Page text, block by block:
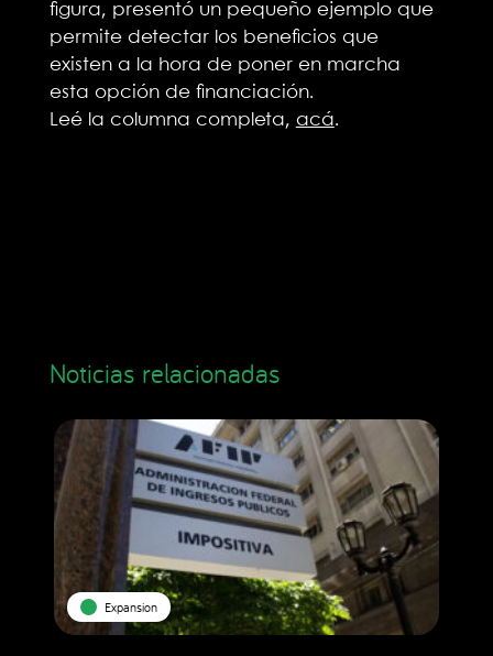
figura, presentó un pequeño ejemplo que
permite detectar los beneficios que
existen a la hora de poner en marcha
esta opción de financiación.
Leé la columna completa, acá.
Noticias relacionadas
Expansion